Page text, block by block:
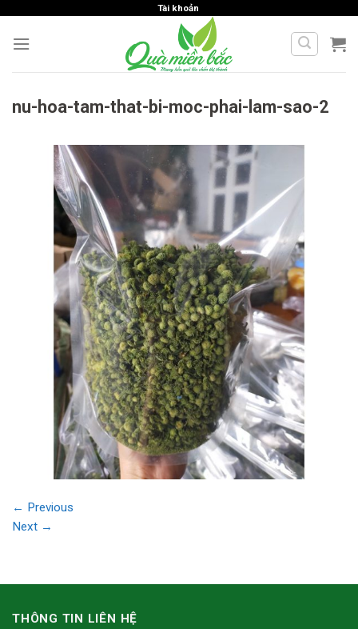
content
Tài khoản
nu-hoa-tam-that-bi-moc-phai-lam-sao-2
← Previous
Next →
THÔNG TIN LIÊN HỆ